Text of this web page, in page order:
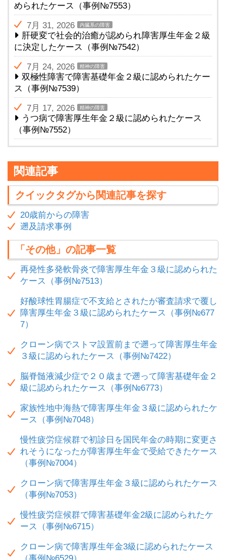
められたケース（事例№7553）
7月 31, 2026 内臓系の障害
肝硬変で社会的治癒が認められ障害厚生年金２級
に決定したケース（事例№7542）
7月 24, 2026 精神の障害
双極性障害で障害基礎年金２級に認められたケー
ス（事例№7539）
7月 17, 2026 精神の障害
うつ病で障害厚生年金２級に認められたケース
（事例№7552）
関連記事
クイックタグから関連記事を探す
20歳前からの障害
遡及請求事例
「その他」の記事一覧
再発性多発軟骨炎で障害厚生年金３級に認められた
ケース（事例№7513）
好酸球性胃腸症で不支給とされたが審査請求で覆し
障害厚生年金３級に認められたケース（事例№677
7）
クローン病でストマ設置前まで遡って障害厚生年金
３級に認められたケース（事例№7422）
脳脊髄液減少症で２０歳まで遡って障害基礎年金２
級に認められたケース（事例№6773）
家族性地中海熱で障害厚生年金３級に認められたケ
ース（事例№7048）
慢性疲労症候群で初診日を国民年金の時期に変更さ
れそうになったが障害厚生年金で受給できたケース
（事例№7004）
クローン病で障害厚生年金３級に認められたケース
（事例№7053）
慢性疲労症候群で障害基礎年金2級に認められたケ
ース（事例№6715）
クローン病で障害厚生年金3級に認められたケース